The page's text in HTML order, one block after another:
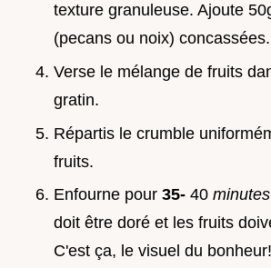
texture granuleuse. Ajoute
(pecans ou noix) concassées.
Verse le mélange de fruits
gratin.
Répartis le crumble
fruits.
Enfourne pour 35- 40 minutes
doit être doré et les fruits
C'est ça, le visuel du bonheur!